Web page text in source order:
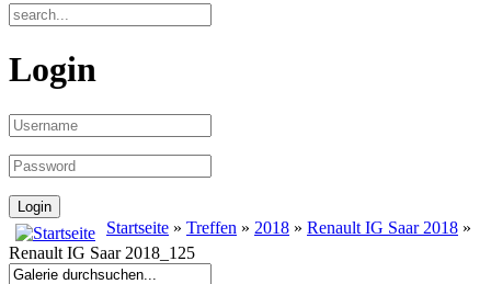
Login
Startseite » Treffen » 2018 » Renault IG Saar 2018 »
Renault IG Saar 2018_125